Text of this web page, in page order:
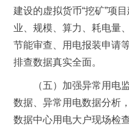
建设的虚拟货币“挖矿”项
业、规模、算力、耗电量
节能审查、用电报装申请
排查数据真实全面。
（五）加强异常用电
数据、异常用电数据分析
数据中心用电大户现场检